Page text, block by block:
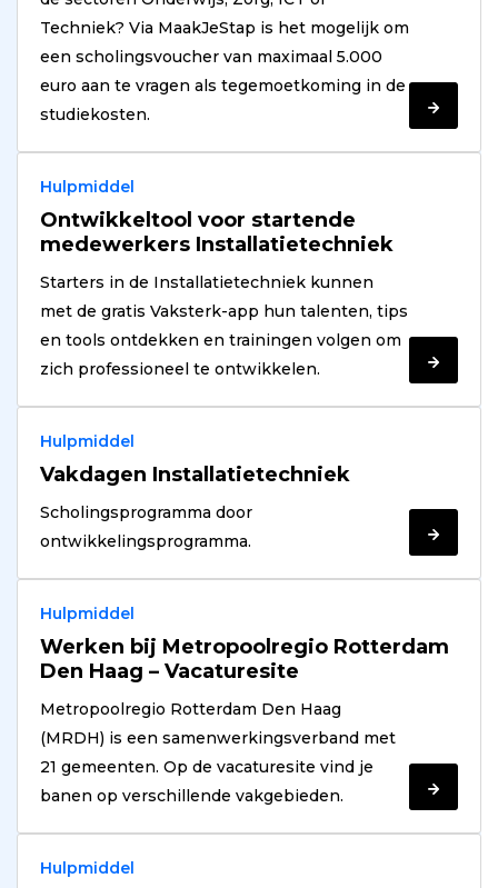
Techniek? Via MaakJeStap is het mogelijk om
een scholingsvoucher van maximaal 5.000
euro aan te vragen als tegemoetkoming in de
studiekosten.
Verder
lezen
Hulpmiddel
Ontwikkeltool voor startende
medewerkers Installatietechniek
Starters in de Installatietechniek kunnen
met de gratis Vaksterk-app hun talenten, tips
en tools ontdekken en trainingen volgen om
zich professioneel te ontwikkelen.
Verder
lezen
Hulpmiddel
Vakdagen Installatietechniek
Scholingsprogramma door
ontwikkelingsprogramma.
Verder
lezen
Hulpmiddel
Werken bij Metropoolregio Rotterdam
Den Haag – Vacaturesite
Metropoolregio Rotterdam Den Haag
(MRDH) is een samenwerkingsverband met
21 gemeenten. Op de vacaturesite vind je
banen op verschillende vakgebieden.
Verder
lezen
Hulpmiddel